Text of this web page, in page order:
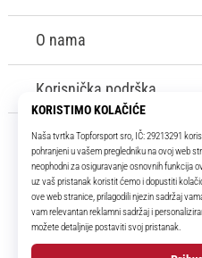
Tvoj smo pouzdani suigrač već
donosimo ti najbolje i
O nama
Korisnička podrška